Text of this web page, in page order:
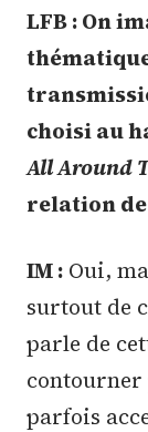
LFB : On
choisi au
All Around
relation
IM : Oui,
surtout de
parle de
contourner
parfois